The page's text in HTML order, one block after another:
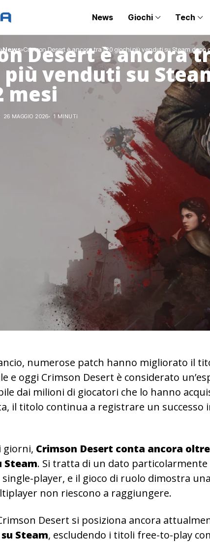
News Giochi Tech
News Crimson Desert è ancora tra i 20 giochi più venduti su Steam dopo
Desert è ancora
venduti su
mesi
26 MAGGIO 2026 1 MINUTI
numerose patch hanno migliorato il
e oggi Crimson Desert è considerato
dai milioni di giocatori che lo hanno
il titolo continua a registrare un successo
giorni, Crimson Desert conta ancora
Steam. Si tratta di un dato
player, e il gioco di ruolo dimostra
non riescono a raggiungere.
Desert si posiziona ancora
Steam, escludendo i titoli free-to-play